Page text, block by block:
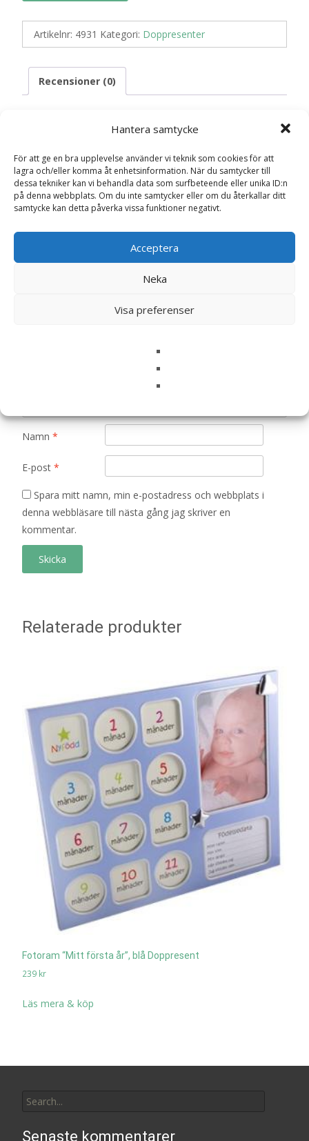
Hantera samtycke
För att ge en bra upplevelse använder vi teknik som cookies för att
lagra och/eller komma åt enhetsinformation. När du samtycker till
dessa tekniker kan vi behandla data som surfbeteende eller unika ID:n
på denna webbplats. Om du inte samtycker eller om du återkallar ditt
samtycke kan detta påverka vissa funktioner negativt.
Acceptera
Neka
Visa preferenser
Artikelnr: 4931 Kategori: Doppresenter
Recensioner (0)
Recensioner
Det finns inga recensioner än.
Bli först med att recensera ”Kanin Kanini
Din e-postadress kommer inte publiceras.
Namn *
E-post *
Spara mitt namn, min e-postadress och webbplats i
denna webbläsare till nästa gång jag skriver en
kommentar.
Relaterade produkter
Fotoram “Mitt första år”, blå Doppresent
239 kr
Läs mera & köp
for:
Senaste kommentarer